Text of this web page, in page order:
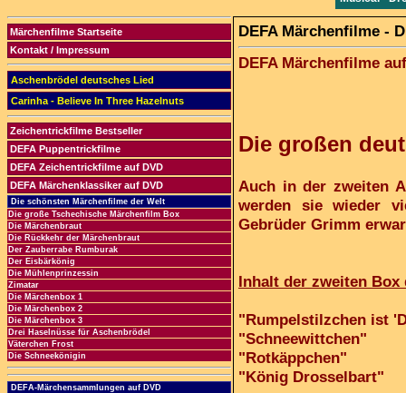
Märchenfilme Startseite
Kontakt / Impressum
Aschenbrödel deutsches Lied
Carinha - Believe In Three Hazelnuts
Zeichentrickfilme Bestseller
DEFA Puppentrickfilme
DEFA Zeichentrickfilme auf DVD
DEFA Märchenklassiker auf DVD
Die schönsten Märchenfilme der Welt
Die große Tschechische Märchenfilm Box
Die Märchenbraut
Die Rückkehr der Märchenbraut
Der Zauberrabe Rumburak
Der Eisbärkönig
Die Mühlenprinzessin
Zimatar
Die Märchenbox 1
Die Märchenbox 2
Die Märchenbox 3
Drei Haselnüsse für Aschenbrödel
Väterchen Frost
Die Schneekönigin
DEFA-Märchensammlungen auf DVD
DEFA Märchenfilme -
DEFA Märchenfilme
Die großen
Auch in der zweiten
werden sie wieder
Gebrüder Grimm
Inhalt der zweiten Box
"Rumpelstilzchen ist
"Schneewittchen"
"Rotkäppchen"
"König Drosselbart"